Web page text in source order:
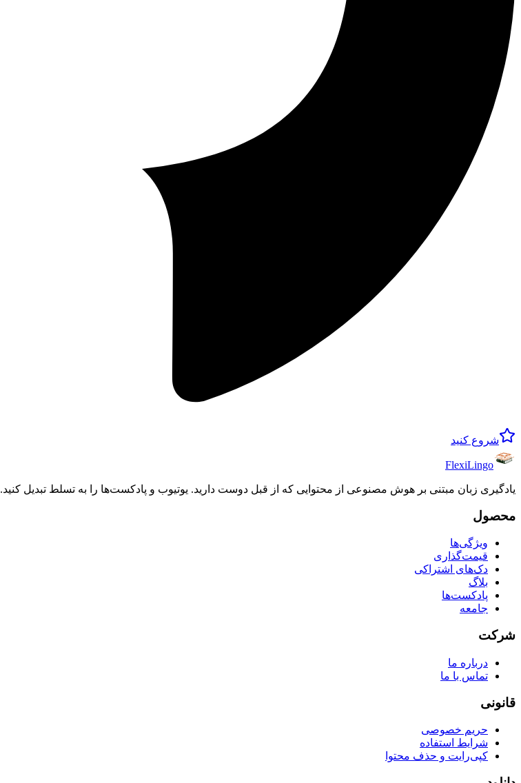
شروع کنید
FlexiLingo
یادگیری زبان مبتنی بر هوش مصنوعی از محتوایی که از قبل دوست دارید. یوتیوب و پادکست‌ها را به تسلط تبدیل کنید.
محصول
ویژگی‌ها
قیمت‌گذاری
دک‌های اشتراکی
بلاگ
پادکست‌ها
جامعه
شرکت
درباره ما
تماس با ما
قانونی
حریم خصوصی
شرایط استفاده
کپی‌رایت و حذف محتوا